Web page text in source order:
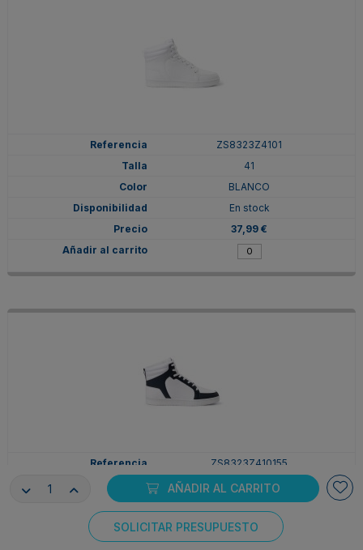
AÑADIR AL CARRITO
SOLICITAR PRESUPUESTO
ZS8323Z4101
41
BLANCO
En stock
37,99 €
ZS8323Z410155
41
BLANCO/MARINO
En stock
Consentimiento de cookies